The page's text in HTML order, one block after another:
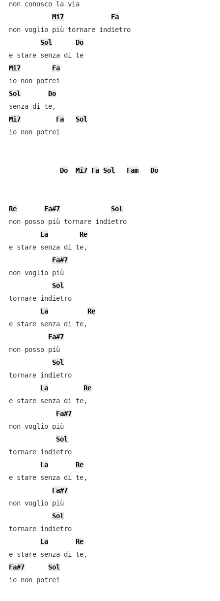
non conosco la via
Mi7
Fa
non voglio più tornare indietro
Sol
Do
e stare senza di te
Mi7
Fa
Sol
Do
Mi7
Fa
Sol
io non potrei
Do Mi7 Fa Sol Fam Do
Re Fa#7
Sol
non posso più tornare indietro
La
Re
e stare senza di te,
Fa#7
non voglio più
Sol
tornare indietro
La
Re
e stare senza di te,
Fa#7
non posso più
Sol
tornare indietro
La
Re
e stare senza di te,
Fa#7
non voglio più
Sol
tornare indietro
La
Re
e stare senza di te,
Fa#7
non voglio più
Sol
tornare indietro
La
Re
Fa#7
Sol
io non potrei